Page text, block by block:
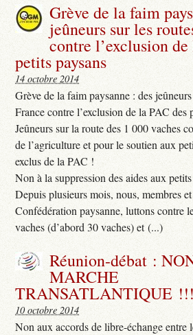
Grève de la faim
jeûneurs sur les
contre l’exclusion de
petits paysans
14 octobre 2014
Grève de la faim paysanne : des
France contre l’exclusion de la PAC des
Jeûneurs sur la route des 1 000 vaches
de l’agriculture et pour le soutien aux
exclus de la PAC !
Non à la suppression des aides aux
Depuis plusieurs mois, nous, membres
Confédération paysanne, luttons contre
vaches (d’abord 30 vaches) et (...)
Réunion-débat :
MARCHE
TRANSATLANTIQUE !!!
10 octobre 2014
Non aux accords de libre-échange entre